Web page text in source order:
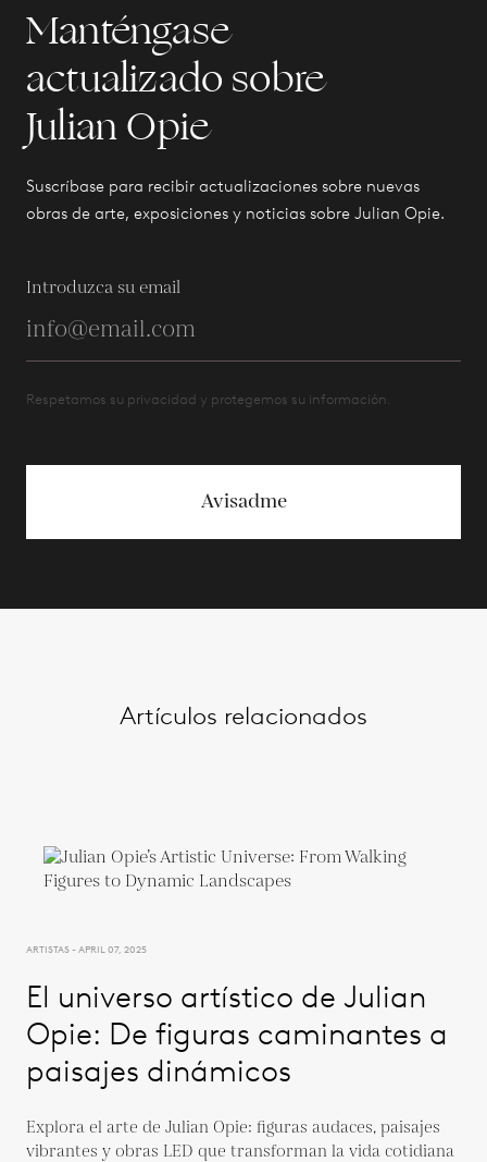
Manténgase
actualizado sobre
Julian Opie
Suscríbase para recibir actualizaciones sobre nuevas
obras de arte, exposiciones y noticias sobre Julian Opie.
Introduzca su email
Respetamos su privacidad y protegemos su información.
Avisadme
Artículos relacionados
ARTISTAS - APRIL 07, 2025
El universo artístico de Julian
Opie: De figuras caminantes a
paisajes dinámicos
Explora el arte de Julian Opie: figuras audaces, paisajes
vibrantes y obras LED que transforman la vida cotidiana